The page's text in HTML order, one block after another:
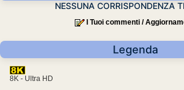
NESSUNA CORRISPONDENZA
I Tuoi commenti /
Legenda
8K - Ultra HD